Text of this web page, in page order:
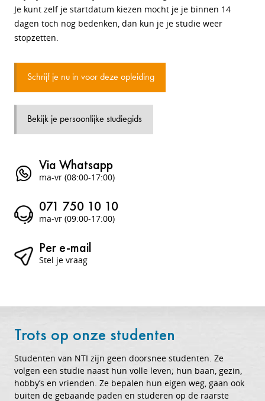
Je kunt zelf je startdatum kiezen mocht je je binnen 14
dagen toch nog bedenken, dan kun je je studie weer
stopzetten.
Schrijf je nu in voor deze opleiding
Bekijk je persoonlijke studiegids
Via Whatsapp
ma-vr (08:00-17:00)
071 750 10 10
ma-vr (09:00-17:00)
Per e-mail
Stel je vraag
Trots op onze studenten
Studenten van NTI zijn geen doorsnee studenten. Ze
volgen een studie naast hun volle leven; hun baan, gezin,
hobby’s en vrienden. Ze bepalen hun eigen weg, gaan ook
buiten de gebaande paden en studeren op de raarste